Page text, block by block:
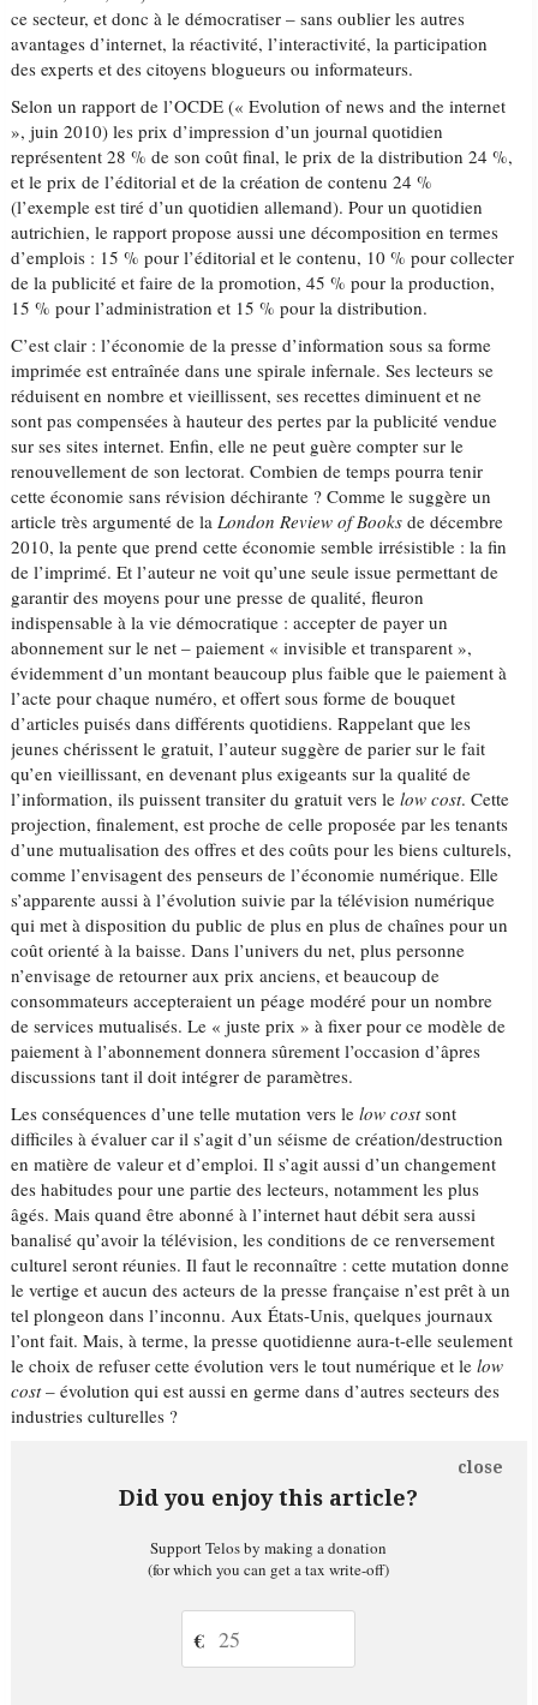
ce secteur, et donc à le démocratiser – sans oublier les autres
avantages d’internet, la réactivité, l’interactivité, la participation
des experts et des citoyens blogueurs ou informateurs.
Selon un rapport de l’OCDE (« Evolution of news and the internet
», juin 2010) les prix d’impression d’un journal quotidien
représentent 28 % de son coût final, le prix de la distribution 24 %,
et le prix de l’éditorial et de la création de contenu 24 %
(l’exemple est tiré d’un quotidien allemand). Pour un quotidien
autrichien, le rapport propose aussi une décomposition en termes
d’emplois : 15 % pour l’éditorial et le contenu, 10 % pour collecter
de la publicité et faire de la promotion, 45 % pour la production,
15 % pour l’administration et 15 % pour la distribution.
C’est clair : l’économie de la presse d’information sous sa forme
imprimée est entraînée dans une spirale infernale. Ses lecteurs se
réduisent en nombre et vieillissent, ses recettes diminuent et ne
sont pas compensées à hauteur des pertes par la publicité vendue
sur ses sites internet. Enfin, elle ne peut guère compter sur le
renouvellement de son lectorat. Combien de temps pourra tenir
cette économie sans révision déchirante ? Comme le suggère un
article très argumenté de laLondon Review of Books de décembre
2010, la pente que prend cette économie semble irrésistible : la fin
de l’imprimé. Et l’auteur ne voit qu’une seule issue permettant de
garantir des moyens pour une presse de qualité, fleuron
indispensable à la vie démocratique : accepter de payer un
abonnement sur le net – paiement « invisible et transparent »,
évidemment d’un montant beaucoup plus faible que le paiement à
l’acte pour chaque numéro, et offert sous forme de bouquet
d’articles puisés dans différents quotidiens. Rappelant que les
jeunes chérissent le gratuit, l’auteur suggère de parier sur le fait
qu’en vieillissant, en devenant plus exigeants sur la qualité de
l’information, ils puissent transiter du gratuit vers lelow cost. Cette
projection, finalement, est proche de celle proposée par les tenants
d’une mutualisation des offres et des coûts pour les biens culturels,
comme l’envisagent des penseurs de l’économie numérique. Elle
s’apparente aussi à l’évolution suivie par la télévision numérique
qui met à disposition du public de plus en plus de chaînes pour un
coût orienté à la baisse. Dans l’univers du net, plus personne
n’envisage de retourner aux prix anciens, et beaucoup de
consommateurs accepteraient un péage modéré pour un nombre
de services mutualisés. Le « juste prix » à fixer pour ce modèle de
paiement à l’abonnement donnera sûrement l’occasion d’âpres
discussions tant il doit intégrer de paramètres.
Les conséquences d’une telle mutation vers lelow costsont
difficiles à évaluer car il s’agit d’un séisme de création/destruction
en matière de valeur et d’emploi. Il s’agit aussi d’un changement
des habitudes pour une partie des lecteurs, notamment les plus
âgés. Mais quand être abonné à l’internet haut débit sera aussi
banalisé qu’avoir la télévision, les conditions de ce renversement
culturel seront réunies. Il faut le reconnaître : cette mutation donne
le vertige et aucun des acteurs de la presse française n’est prêt à un
tel plongeon dans l’inconnu. Aux États-Unis, quelques journaux
l’ont fait. Mais, à terme, la presse quotidienne aura-t-elle seulement
le choix de refuser cette évolution vers le tout numérique et lelow
cost– évolution qui est aussi en germe dans d’autres secteurs des
industries culturelles ?
Did you enjoy this article?
close
Support Telos by making a donation
(for which you can get a tax write-off)
€